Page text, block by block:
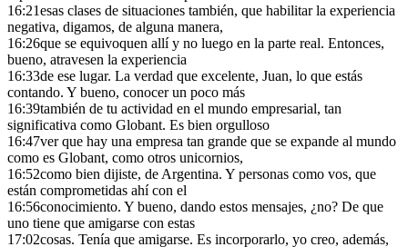
16:21esas clases de situaciones también, que habilitar la experiencia
negativa, digamos, de alguna manera,
16:26que se equivoquen allí y no luego en la parte real. Entonces,
bueno, atravesen la experiencia
16:33de ese lugar. La verdad que excelente, Juan, lo que estás
contando. Y bueno, conocer un poco más
16:39también de tu actividad en el mundo empresarial, tan
significativa como Globant. Es bien orgulloso
16:47ver que hay una empresa tan grande que se expande al mundo
como es Globant, como otros unicornios,
16:52como bien dijiste, de Argentina. Y personas como vos, que
están comprometidas ahí con el
16:56conocimiento. Y bueno, dando estos mensajes, ¿no? De que
uno tiene que amigarse con estas
17:02cosas. Tenía que amigarse. Es incorporarlo, yo creo, además,